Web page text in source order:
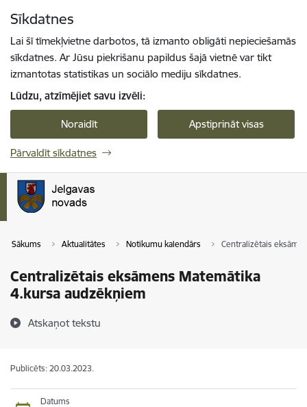
Sīkdatnes
Lai šī tīmekļvietne darbotos, tā izmanto obligāti nepieciešamās
sīkdatnes. Ar Jūsu piekrišanu papildus šajā vietnē var tikt
izmantotas statistikas un sociālo mediju sīkdatnes.
Lūdzu, atzīmējiet savu izvēli:
Noraidīt Apstiprināt visas
Pārvaldīt sīkdatnes
Sākums Aktualitātes Notikumu kalendārs Centralizētais
Centralizētais eksāmens Matemātika
4.kursa audzēkņiem
Atskaņot tekstu
Publicēts: 20.03.2023.
Datums